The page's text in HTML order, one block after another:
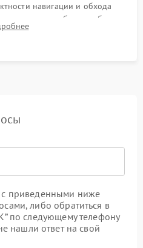
навигации и обхода
и работы турбины.
возврата на док-станцию и
с приведенными ниже
либо обратиться в
по следующему телефону
нашли ответ на свой